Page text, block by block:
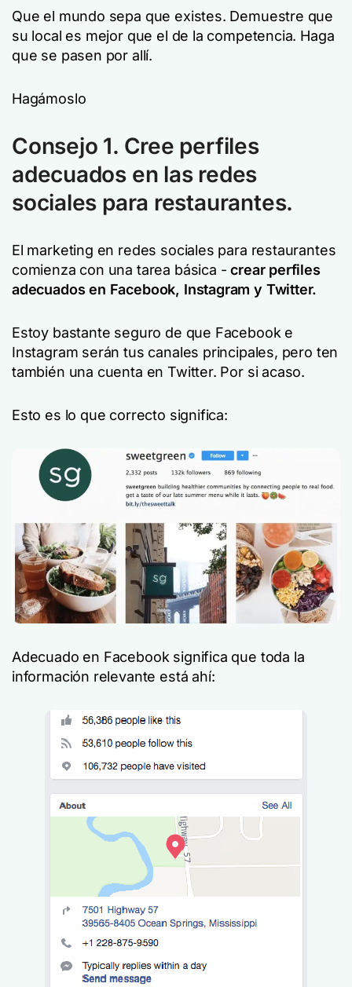
Que el mundo sepa que existes. Demuestre que
su local es mejor que el de la competencia. Haga
que se pasen por allí.
Hagámoslo
Consejo 1. Cree perfiles
adecuados en las redes
sociales para restaurantes.
El marketing en redes sociales para restaurantes
comienza con una tarea básica -crear perfiles
adecuados en Facebook, Instagram y Twitter.
Estoy bastante seguro de que Facebook e
Instagram serán tus canales principales, pero ten
también una cuenta en Twitter. Por si acaso.
Esto es lo que correcto significa:
Adecuado en Facebook significa que toda la
información relevante está ahí: